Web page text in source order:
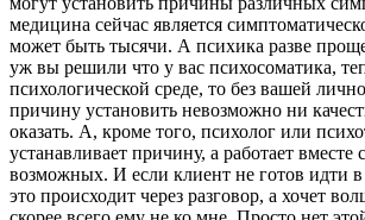
медицина сейчас является
может быть тысячи. А психика разве
уж вы решили что у вас психосоматика,
психологической среде, то без вашей
причину установить невозможно ни
оказать. А, кроме того, психолог или
устанавливает причину, а работает
возможных. И если клиент не готов идти в
это происходит через разговор, а хочет